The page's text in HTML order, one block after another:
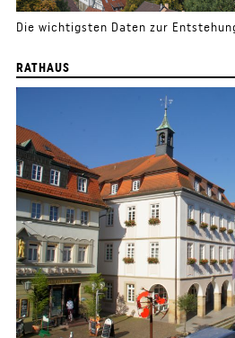
Die wichtigsten Daten zur
RATHAUS